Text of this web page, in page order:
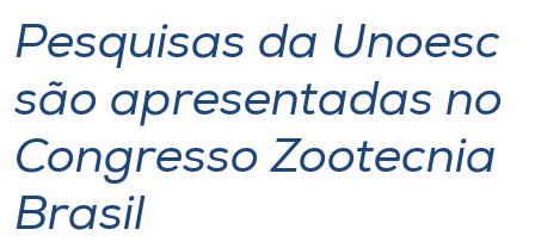
Pesquisa
Atendimento ao Estudante
Portal de Ensino
Pesquisas da Unoesc
são apresentadas no
Congresso Zootecnia
Brasil